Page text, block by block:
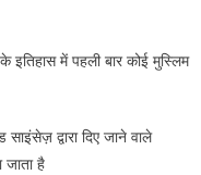
इतिहास में पहली बार कोई मुस्लिम
द्वारा दिए जाने वाले
है